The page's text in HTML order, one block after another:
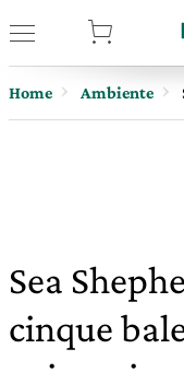
Home Ambiente
Sea
cinque